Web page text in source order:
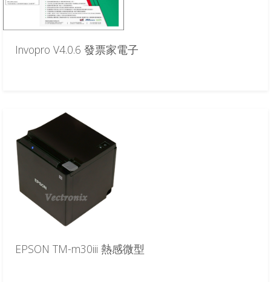
Invopro V4.0.6 發票家電子
EPSON TM-m30iii 熱感微型